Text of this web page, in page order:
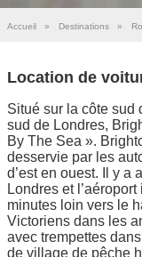
Accueil » Destinations »
Location de
Situé sur la côte sud
sud de Londres,
By The Sea ».
desservie par les
d’est en ouest. Il y a
Londres et
minutes loin vers le
Victoriens dans les
avec trempettes
de village de pêche